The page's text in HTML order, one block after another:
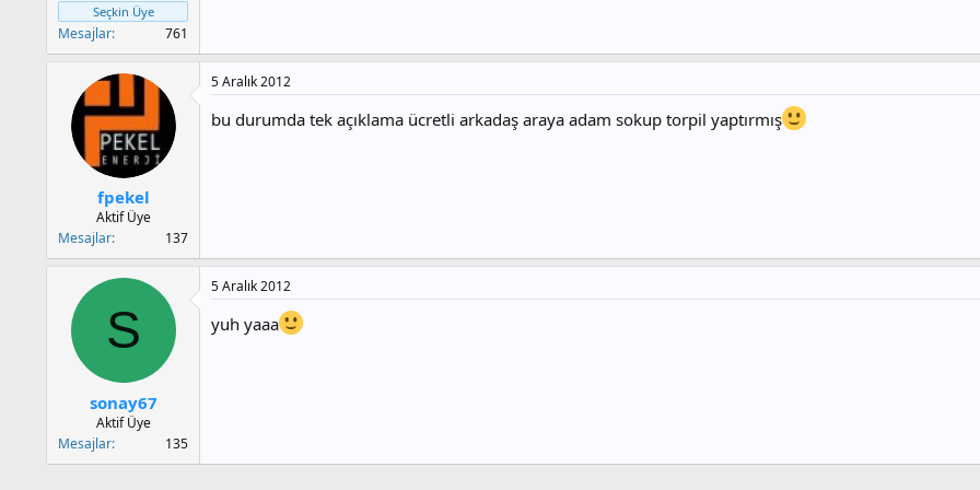
Seçkin Üye
Mesajlar 761
fpekel
Aktif Üye
Mesajlar
137
5 Aralık 2012
bu durumda tek açıklama ücretli arkadaş araya adam sokup torpil yaptırmış
S
sonay67
Aktif Üye
Mesajlar
135
5 Aralık 2012
yuh yaaa